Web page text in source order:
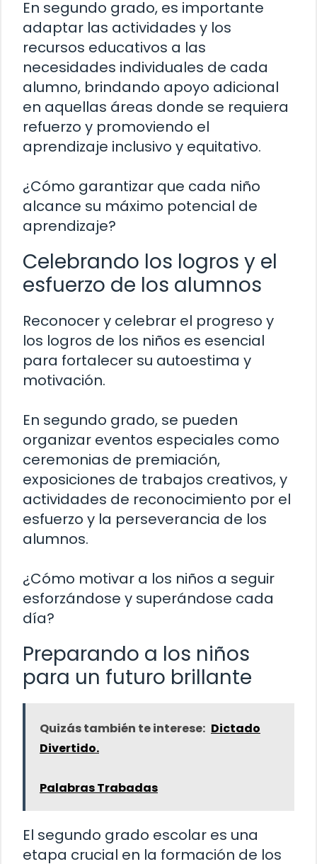
En segundo grado, es importante
adaptar las actividades y los
recursos educativos a las
necesidades individuales de cada
alumno, brindando apoyo adicional
en aquellas áreas donde se requiera
refuerzo y promoviendo el
aprendizaje inclusivo y equitativo.
¿Cómo garantizar que cada niño
alcance su máximo potencial de
aprendizaje?
Celebrando los logros y el
esfuerzo de los alumnos
Reconocer y celebrar el progreso y
los logros de los niños es esencial
para fortalecer su autoestima y
motivación.
En segundo grado, se pueden
organizar eventos especiales como
ceremonias de premiación,
exposiciones de trabajos creativos, y
actividades de reconocimiento por el
esfuerzo y la perseverancia de los
alumnos.
¿Cómo motivar a los niños a seguir
esforzándose y superándose cada
día?
Preparando a los niños
para un futuro brillante
Quizás también te interese: Dictado
Divertido.
Palabras Trabadas
El segundo grado escolar es una
etapa crucial en la formación de los